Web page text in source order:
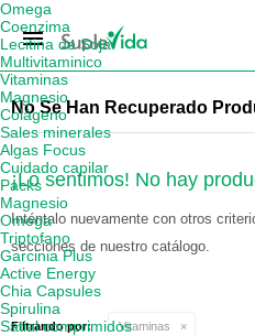
menu
No Se Han Recuperado
¡Lo sentimos! No hay
Inténtalo nuevamente con otros
secciones de nuestro catálogo.
Filtrando por: Vitaminas
Omega
Coenzima
Lecitina de Soja
Multivitaminico
Vitaminas
Magnesio
Colágeno
Sales minerales
Algas Focus
Cuidado capilar
Packs
Magnesio
Omega
Triptofano
Garcinia Plus
Active Energy
Chia Capsules
Spirulina
Satial comprimidos